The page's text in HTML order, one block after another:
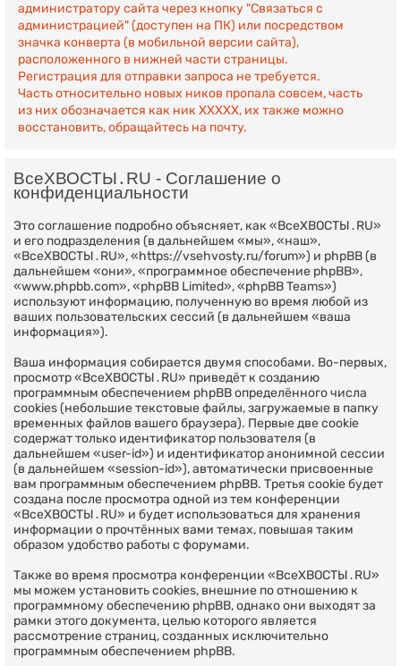
администратору сайта через кнопку "Связаться с
администрацией" (доступен на ПК) или посредством
значка конверта (в мобильной версии сайта),
расположенного в нижней части страницы.
Регистрация для отправки запроса не требуется.
Часть относительно новых ников пропала совсем, часть
из них обозначается как ник ХХХХХ, их также можно
восстановить, обращайтесь на почту.
ВсеХВОСТЫ․RU - Соглашение о
конфиденциальности
Это соглашение подробно объясняет, как «ВсеХВОСТЫ․RU»
и его подразделения (в дальнейшем «мы», «наш»,
«ВсеХВОСТЫ․RU», «https://vsehvosty.ru/forum») и phpBB (в
дальнейшем «они», «программное обеспечение phpBB»,
«www.phpbb.com», «phpBB Limited», «phpBB Teams»)
используют информацию, полученную во время любой из
ваших пользовательских сессий (в дальнейшем «ваша
информация»).
Ваша информация собирается двумя способами. Во-первых,
просмотр «ВсеХВОСТЫ․RU» приведёт к созданию
программным обеспечением phpBB определённого числа
cookies (небольшие текстовые файлы, загружаемые в папку
временных файлов вашего браузера). Первые две cookie
содержат только идентификатор пользователя (в
дальнейшем «user-id») и идентификатор анонимной сессии
(в дальнейшем «session-id»), автоматически присвоенные
вам программным обеспечением phpBB. Третья cookie будет
создана после просмотра одной из тем конференции
«ВсеХВОСТЫ․RU» и будет использоваться для хранения
информации о прочтённых вами темах, повышая таким
образом удобство работы с форумами.
Также во время просмотра конференции «ВсеХВОСТЫ․RU»
мы можем установить cookies, внешние по отношению к
программному обеспечению phpBB, однако они выходят за
рамки этого документа, целью которого является
рассмотрение страниц, созданных исключительно
программным обеспечением phpBB.